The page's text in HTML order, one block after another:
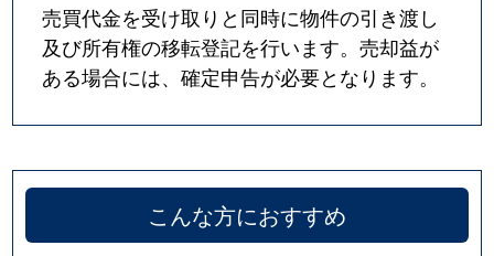
売買代金を受け取りと同時に物件の引き渡し
及び所有権の移転登記を行います。売却益が
ある場合には、確定申告が必要となります。
こんな方におすすめ